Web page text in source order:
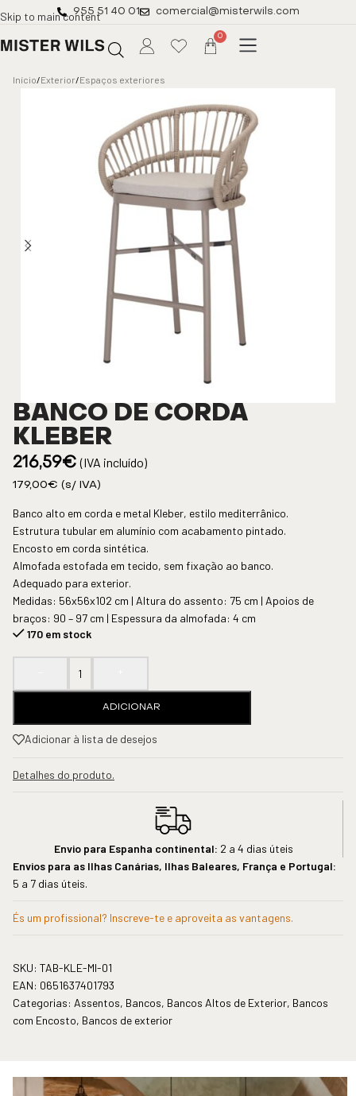
Skip to main content955 51 40 01 comercial@misterwils.com
0
Início/Exterior/Espaços exteriores
BANCO DE CORDA
KLEBER
216,59€ (IVA incluído)
179,00€ (s/ IVA)
Banco alto em corda e metal Kleber, estilo mediterrânico.
Estrutura tubular em alumínio com acabamento pintado.
Encosto em corda sintética.
Almofada estofada em tecido, sem fixação ao banco.
Adequado para exterior.
Medidas: 56x56x102 cm | Altura do assento: 75 cm | Apoios de
braços: 90 – 97 cm | Espessura da almofada: 4 cm
170 em stock
ADICIONAR
Adicionar à lista de desejos
Detalhes do produto.
Envio para Espanha continental: 2 a 4 dias úteis
Envios para as Ilhas Canárias, Ilhas Baleares, França e Portugal:
5 a 7 dias úteis.
És um profissional? Inscreve-te e aproveita as vantagens.
SKU: TAB-KLE-MI-01
EAN: 0651637401793
Categorias: Assentos, Bancos, Bancos Altos de Exterior, Bancos
com Encosto, Bancos de exterior